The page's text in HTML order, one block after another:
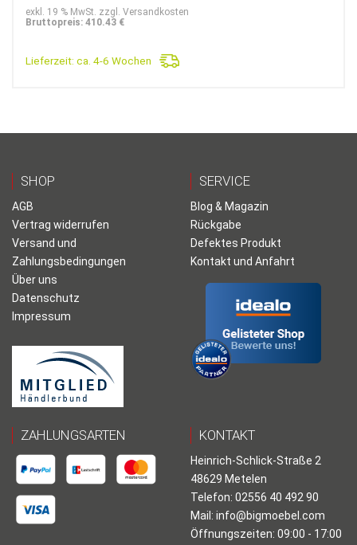
exkl. 19 % MwSt. zzgl. Versandkosten
Bruttopreis: 410.43 €
Lieferzeit: ca. 4-6 Wochen
SHOP
AGB
Vertrag widerrufen
Versand und
Zahlungsbedingungen
Über uns
Datenschutz
Impressum
SERVICE
Blog & Magazin
Rückgabe
Defektes Produkt
Kontakt und Anfahrt
ZAHLUNGSARTEN KONTAKT
Heinrich-Schlick-Straße 2
48629 Metelen
Telefon: 02556 40 492 90
Mail: info@bigmoebel.com
Öffnungszeiten: 09:00 - 17:00